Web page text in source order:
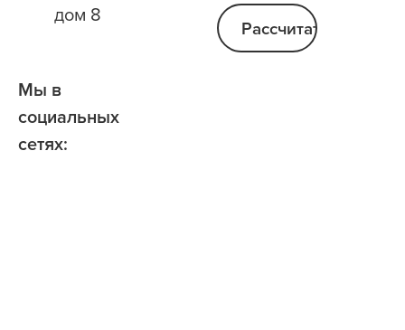
дом 8
Мы в
социальных
сетях: